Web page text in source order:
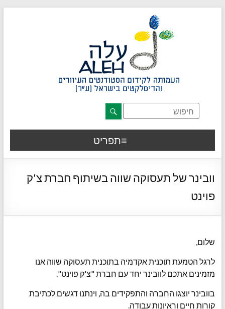
דלג לתוכן רצוי/Skip to content
חלק תחתון באתר
תפריט
וובינר של תעסוקה שווה בשיתוף חברת צ'ק
פוינט
שלום,
לרגל הטמעת תוכנית אקדמיה בתוכנית תעסוקה שווה אנו
מזמינים אתכם לוובינר יחד עם חברת "צ'ק פוינט".
בוובינר יוצגו החברה והתפקידים בה, וינתנו דגשים לכתיבת
קורות חיים וראיונות עבודה.